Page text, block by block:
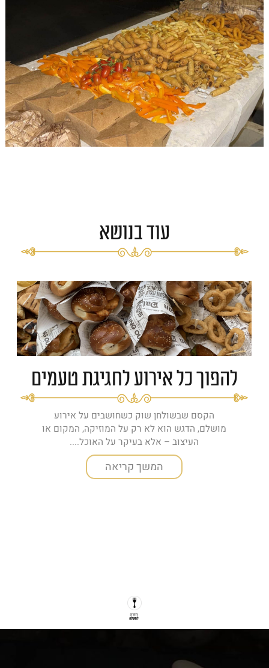
עוד בנושא
להפוך כל אירוע לחגיגת טעמים
הקסם שבשולחן שוק כשחושבים על אירוע
מושלם, הדגש הוא לא רק על המוזיקה, המקום או
העיצוב – אלא בעיקר על האוכל....
המשך קריאה